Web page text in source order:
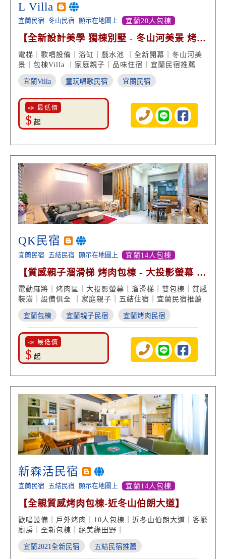
L Villa
宜蘭民宿 冬山民宿 顯示在地圖上 宜蘭20人包棟
【全新設計美學 獨棟別墅 - 冬山河美景 烤肉
歡唱包棟】
電梯｜歡唱設備｜浴缸｜戲水池 ｜全新開幕｜冬山河美
景｜包棟Villa ｜家庭親子｜品味住宿｜宜蘭民宿推薦
宜蘭Villa 童玩唱歌民宿 宜蘭民宿
📣 最低價
$ 起
QK民宿
宜蘭民宿 五結民宿 顯示在地圖上 宜蘭14人包棟
【質感親子溜滑梯 烤肉包棟 - 大投影螢幕 歡
聚享受】
電動麻將｜烤肉區｜大投影螢幕｜溜滑梯｜雙包棟｜質感
裝潢｜設備俱全 ｜家庭親子｜五結住宿｜宜蘭民宿推薦
宜蘭包棟 宜蘭親子民宿 宜蘭烤肉民宿
📣 最低價
$ 起
新森活民宿
宜蘭民宿 五結民宿 顯示在地圖上 宜蘭14人包棟
【全親質感烤肉包棟-近冬山伯朗大道】
歡唱設備｜戶外烤肉｜10人包棟｜近冬山伯朗大道｜客廳
廚房｜全新包棟｜絕美綠田野｜
宜蘭2021全新民宿 五結民宿推薦